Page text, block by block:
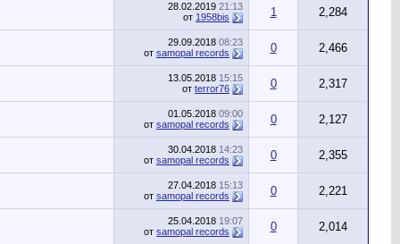
28.02.2019 21:13
от 1958bis 1 2,284
29.09.2018 08:23
от samopal records 0 2,466
13.05.2018 15:15
от terror76 0 2,317
01.05.2018 09:00
от samopal records 0 2,127
30.04.2018 14:23
от samopal records 0 2,355
27.04.2018 15:13
от samopal records 0 2,221
25.04.2018 19:07
от samopal records 0 2,014